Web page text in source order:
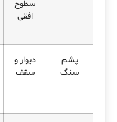
سطوح
افقی
پشم
سنگ
دیوار و
سقف